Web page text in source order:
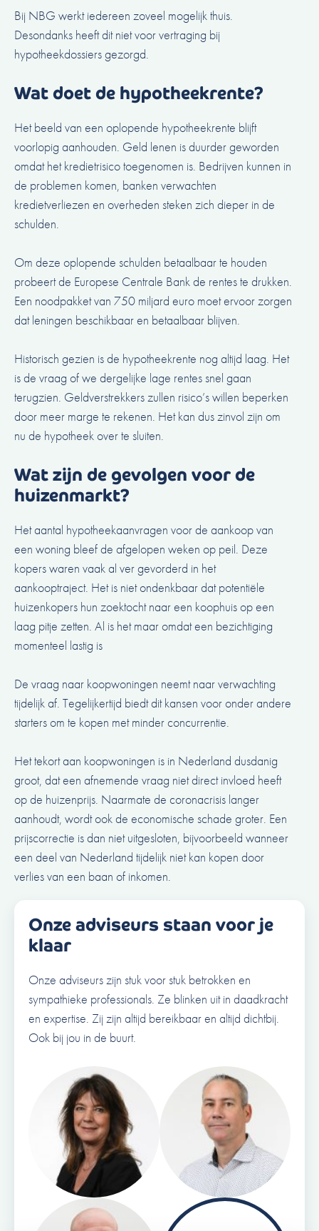
Bij NBG werkt iedereen zoveel mogelijk thuis.
Desondanks heeft dit niet voor vertraging bij
hypotheekdossiers gezorgd.
Wat doet de hypotheekrente?
Het beeld van een oplopende hypotheekrente blijft
voorlopig aanhouden. Geld lenen is duurder geworden
omdat het kredietrisico toegenomen is. Bedrijven kunnen in
de problemen komen, banken verwachten
kredietverliezen en overheden steken zich dieper in de
schulden.
Om deze oplopende schulden betaalbaar te houden
probeert de Europese Centrale Bank de rentes te drukken.
Een noodpakket van 750 miljard euro moet ervoor zorgen
dat leningen beschikbaar en betaalbaar blijven.
Historisch gezien is de hypotheekrente nog altijd laag. Het
is de vraag of we dergelijke lage rentes snel gaan
terugzien. Geldverstrekkers zullen risico’s willen beperken
door meer marge te rekenen. Het kan dus zinvol zijn om
nu de hypotheek over te sluiten.
Wat zijn de gevolgen voor de
huizenmarkt?
Het aantal hypotheekaanvragen voor de aankoop van
een woning bleef de afgelopen weken op peil. Deze
kopers waren vaak al ver gevorderd in het
aankooptraject. Het is niet ondenkbaar dat potentiële
huizenkopers hun zoektocht naar een koophuis op een
laag pitje zetten. Al is het maar omdat een bezichtiging
momenteel lastig is
De vraag naar koopwoningen neemt naar verwachting
tijdelijk af. Tegelijkertijd biedt dit kansen voor onder andere
starters om te kopen met minder concurrentie.
Het tekort aan koopwoningen is in Nederland dusdanig
groot, dat een afnemende vraag niet direct invloed heeft
op de huizenprijs. Naarmate de coronacrisis langer
aanhoudt, wordt ook de economische schade groter. Een
prijscorrectie is dan niet uitgesloten, bijvoorbeeld wanneer
een deel van Nederland tijdelijk niet kan kopen door
verlies van een baan of inkomen.
Onze adviseurs staan voor je
klaar
Onze adviseurs zijn stuk voor stuk betrokken en
sympathieke professionals. Ze blinken uit in daadkracht
en expertise. Zij zijn altijd bereikbaar en altijd dichtbij.
Ook bij jou in de buurt.